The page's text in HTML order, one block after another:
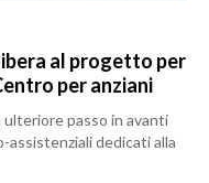
al progetto per
per anziani
ulteriore passo in avanti
assistenziali dedicati alla